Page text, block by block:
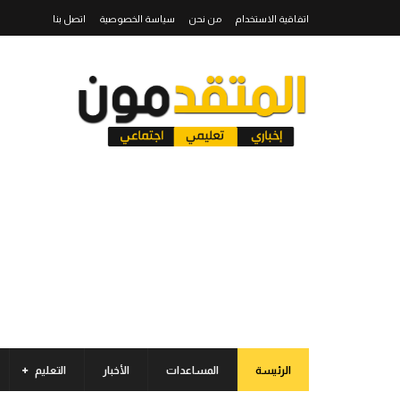
اتفاقية الاستخدام من نحن سياسة الخصوصية اتصل بنا
الرئيسة المساعدات الأخبار التعليم